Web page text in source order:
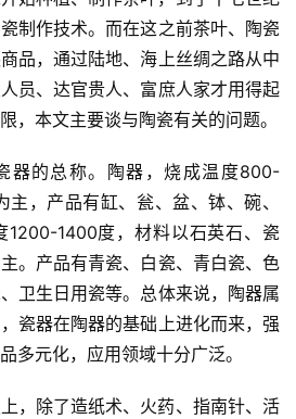
制作技术。而在这之前茶叶、陶瓷
品，通过陆地、海上丝绸之路从中
员、达官贵人、富庶人家才用得起
，本文主要谈与陶瓷有关的问题。
器的总称。陶器，烧成温度800-
，产品有缸、瓮、盆、钵、碗、
1200-1400度，材料以石英石、瓷
。产品有青瓷、白瓷、青白瓷、色
卫生日用瓷等。总体来说，陶器属
瓷器在陶器的基础上进化而来，强
多元化，应用领域十分广泛。
，除了造纸术、火药、指南针、活